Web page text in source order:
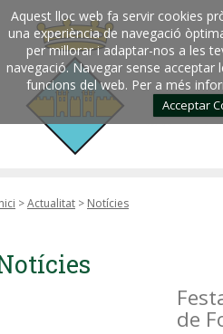
Aquest lloc web fa servir cookies
una experiència de navegació
per millorar i adaptar-nos a les
navegació. Navegar sense
funcions del web. Per a més
Acceptar
>Actualitat > Notícies
de